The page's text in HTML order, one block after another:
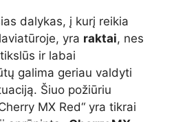
dalykas, į kurį reikia
yra raktai, nes
ir labai
galima geriau valdyti
Šiuo požiūriu
MX Red“ yra tikrai